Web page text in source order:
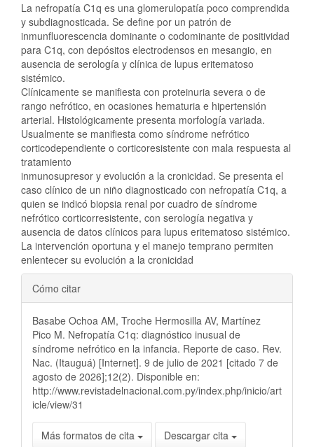
La nefropatía C1q es una glomerulopatía poco comprendida
y subdiagnosticada. Se define por un patrón de
inmunfluorescencia dominante o codominante de positividad
para C1q, con depósitos electrodensos en mesangio, en
ausencia de serología y clínica de lupus eritematoso
sistémico.
Clínicamente se manifiesta con proteinuria severa o de
rango nefrótico, en ocasiones hematuria e hipertensión
arterial. Histológicamente presenta morfología variada.
Usualmente se manifiesta como síndrome nefrótico
corticodependiente o corticoresistente con mala respuesta al
tratamiento
inmunosupresor y evolución a la cronicidad. Se presenta el
caso clínico de un niño diagnosticado con nefropatía C1q, a
quien se indicó biopsia renal por cuadro de síndrome
nefrótico corticorresistente, con serología negativa y
ausencia de datos clínicos para lupus eritematoso sistémico.
La intervención oportuna y el manejo temprano permiten
enlentecer su evolución a la cronicidad
Detalles
del
artículo
Cómo citar
Basabe Ochoa AM, Troche Hermosilla AV, Martínez
Pico M. Nefropatía C1q: diagnóstico inusual de
síndrome nefrótico en la infancia. Reporte de caso. Rev.
Nac. (Itauguá) [Internet]. 9 de julio de 2021 [citado 7 de
agosto de 2026];12(2). Disponible en:
http://www.revistadelnacional.com.py/index.php/inicio/art
icle/view/31
Más formatos de cita Descargar cita